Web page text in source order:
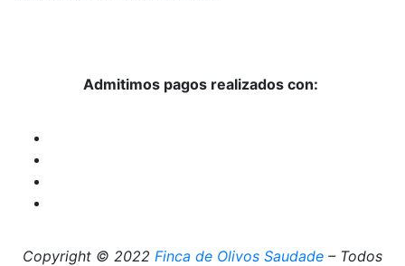
Admitimos pagos realizados con:
Copyright © 2022 Finca de Olivos Saudade – Todos